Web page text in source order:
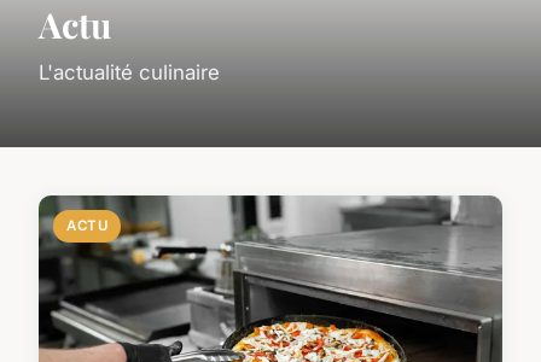
Actu
L'actualité culinaire
ACTU